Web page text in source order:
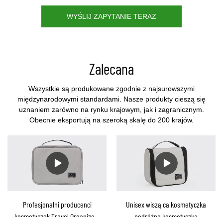
WYŚLIJ ZAPYTANIE TERAZ
Zalecana
Wszystkie są produkowane zgodnie z najsurowszymi
międzynarodowymi standardami. Nasze produkty cieszą się
uznaniem zarówno na rynku krajowym, jak i zagranicznym.
Obecnie eksportują na szeroką skalę do 200 krajów.
Profesjonalni producenci
Unisex wisząca kosmetyczka